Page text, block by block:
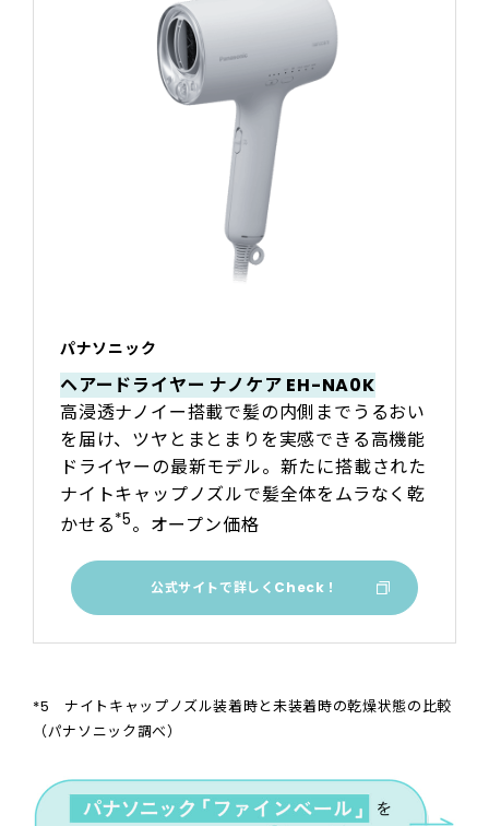
パナソニック
ヘアードライヤー ナノケア EH-NA0K
高浸透ナノイー搭載で髪の内側までうるおい
を届け、ツヤとまとまりを実感できる高機能
ドライヤーの最新モデル。新たに搭載された
ナイトキャップノズルで髪全体をムラなく乾
かせる*5。オープン価格
公式サイトで詳しくCheck！
*5 ナイトキャップノズル装着時と未装着時の乾燥状態の比較
（パナソニック調べ）